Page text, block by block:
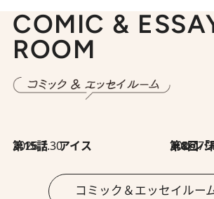
COMIC &
ROOM
2026.7.30
第15話 アイス 第8回「同人誌即売
コミック＆エッセイルー